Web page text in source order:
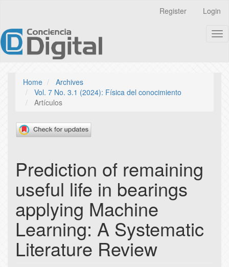
page
content
Main
Content
Sidebar
Register Login
Home
Archives
Vol. 7 No. 3.1 (2024): Física del conocimiento
Artículos
Prediction of remaining
useful life in bearings
applying Machine
Learning: A Systematic
Literature Review